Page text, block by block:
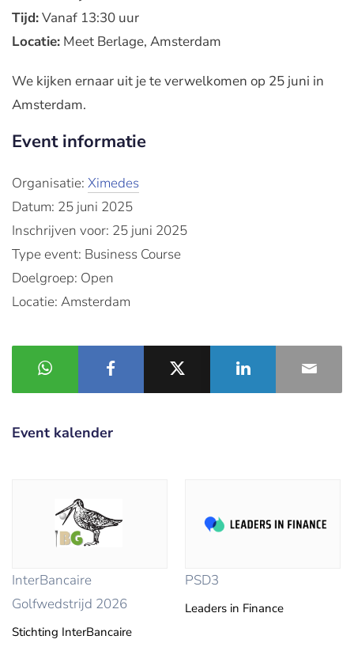
Tijd:Vanaf 13:30 uur
Locatie: Meet Berlage, Amsterdam
We kijken ernaar uit je te verwelkomen op 25 juni in
Amsterdam.
Event informatie
Organisatie: Ximedes
Datum: 25 juni 2025
Inschrijven voor: 25 juni 2025
Type event: Business Course
Doelgroep: Open
Locatie: Amsterdam
Event kalender
InterBancaire
Golfwedstrijd 2026
Stichting InterBancaire
PSD3
Leaders in Finance